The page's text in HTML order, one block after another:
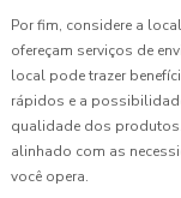
Por fim, considere a
ofereçam serviços de
local pode trazer
rápidos e a
qualidade dos
alinhado com as
você opera.